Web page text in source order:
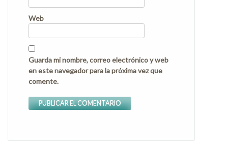
Web
Guarda mi nombre, correo electrónico y web
en este navegador para la próxima vez que
comente.